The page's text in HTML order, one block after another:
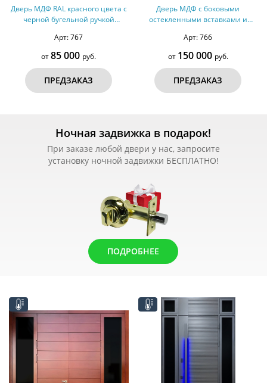
Дверь МДФ RAL красного цвета с
черной бугельной ручкой
сталь)
Арт: 767
от85 000 руб.
ПРЕДЗАКАЗ
Дверь МДФ с боковыми
остекленными вставками и
Арт: 766
от 150 000 руб.
ПРЕДЗАКАЗ
Ночная задвижка в подарок!
При заказе любой двери у нас, запросите
установку ночной задвижки БЕСПЛАТНО!
ПОДРОБНЕЕ